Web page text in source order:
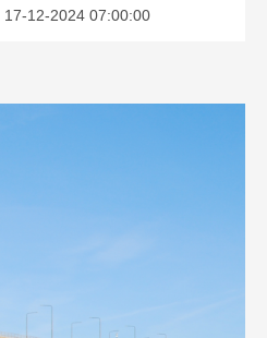
17-12-2024 07:00:00